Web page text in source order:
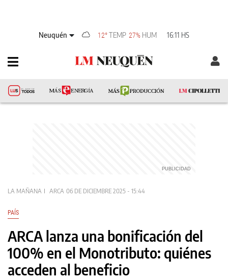
Neuquén 12°TEMP 27% HUM 16:11 HS
LA MAÑANA ARCA 06 DE DICIEMBRE 2025 - 15:44
PAÍS
ARCA lanza una bonificación del
100% en el Monotributo: quiénes
acceden al beneficio